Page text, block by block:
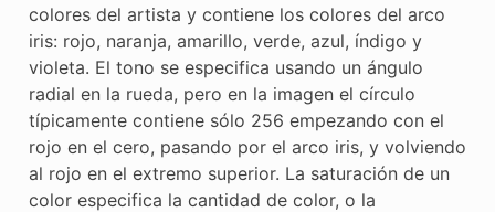
colores del artista y contiene los colores del arco
iris: rojo, naranja, amarillo, verde, azul, índigo y
violeta. El tono se especifica usando un ángulo
radial en la rueda, pero en la imagen el círculo
típicamente contiene sólo 256 empezando con el
rojo en el cero, pasando por el arco iris, y volviendo
al rojo en el extremo superior. La saturación de un
color especifica la cantidad de color, o la